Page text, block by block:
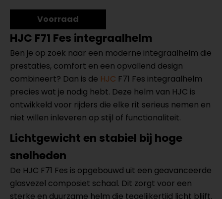
Voorraad
HJC F71 Fes integraalhelm
Ben je op zoek naar een moderne integraalhelm die
prestaties, comfort en een opvallend design
combineert? Dan is de HJC F71 Fes integraalhelm
precies wat je nodig hebt. Deze helm van HJC is
ontwikkeld voor rijders die elke rit serieus nemen en
niet willen inleveren op stijl of functionaliteit.
Lichtgewicht en stabiel bij hoge
snelheden
De HJC F71 Fes is opgebouwd uit een geavanceerde
glasvezel composiet schaal. Dit zorgt voor een
sterke en duurzame helm die tegelijkertijd licht blijft.